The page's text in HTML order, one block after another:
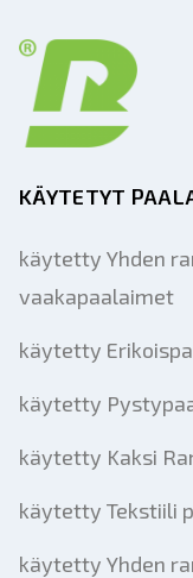
KÄYTETYT
käytetty Yhden
vaakapaalaimet
käytetty
käytetty
käytetty Kaksi
käytetty Tekstiili
käytetty Yhden